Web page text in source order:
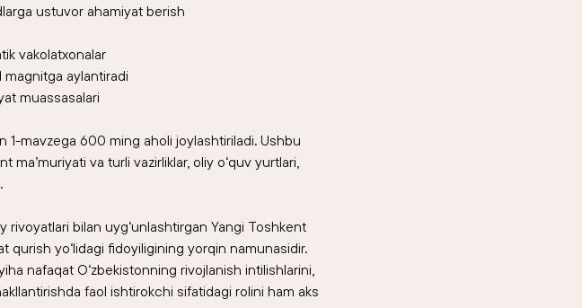
ustuvor ahamiyat berish
vakolatxonalar
magnitga aylantiradi
muassasalari
mavzega 600 ming aholi joylashtiriladi. Ushbu
va turli vazirliklar, oliy o‘quv yurtlari,
rivoyatlari bilan uyg‘unlashtirgan Yangi Toshkent
qurish yo‘lidagi fidoyiligining yorqin namunasidir.
nafaqat O‘zbekistonning rivojlanish intilishlarini,
faol ishtirokchi sifatidagi rolini ham aks